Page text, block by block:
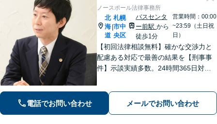
ノースポール法律事務所
北
海
道
|
札幌
市中
央区
バスセンタ
ー前駅から
徒歩1分
営業時間：00:00
~23:59（土日祝
日）
【初回法律相談無料】確かな交渉力と
配慮ある対応で最善の結果を【刑事事
件】示談実績多数。24時間365日対応
経験あり。【バスセンター前駅3番出口
徒歩1分】
電話でお問い合わせ メールでお問い合わせ